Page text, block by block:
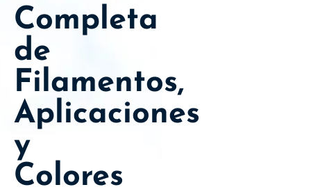
Completa
de
Filamentos,
Aplicaciones
y
Colores